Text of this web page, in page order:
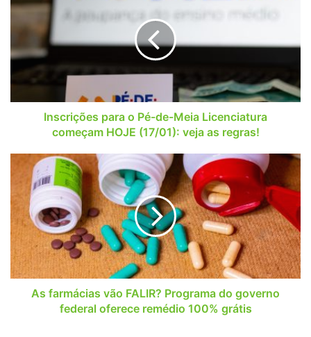
Pé-
Meia
Licenciatura
começam
HOJE
regras!
Inscrições para o Pé-de-Meia Licenciatura
começam HOJE (17/01): veja as regras!
farmácias
FALIR?
Programa
do
governo
federal
oferece
remédioAs farmácias vão FALIR? Programa do governo
federal oferece remédio 100% grátis